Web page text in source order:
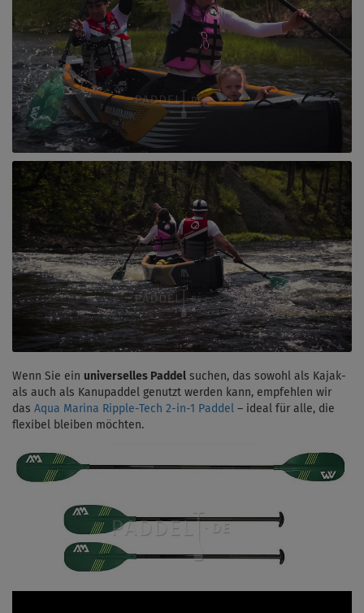
Wenn Sie ein universelles Paddel suchen, das sowohl als Kajak-
als auch als Kanupaddel genutzt werden kann, empfehlen wir
das Aqua Marina Ripple-Tech 2-in-1 Paddel – ideal für alle, die
flexibel bleiben möchten.